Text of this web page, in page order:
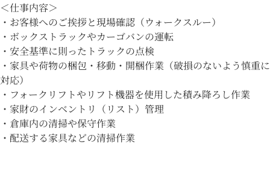
＜仕事内容＞
・お客様へのご挨拶と現場確認（ウォークスルー）
・ボックストラックやカーゴバンの運転
・安全基準に則ったトラックの点検
・家具や荷物の梱包・移動・開梱作業（破損のないよう慎重に
対応）
・フォークリフトやリフト機器を使用した積み降ろし作業
・家財のインベントリ（リスト）管理
・倉庫内の清掃や保守作業
・配送する家具などの清掃作業